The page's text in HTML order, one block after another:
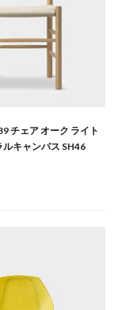
チェア オーク ライト
キャンバス SH46